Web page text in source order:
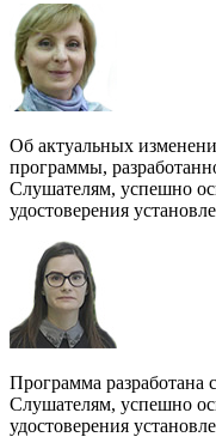
Об актуальных
программы,
Слушателям, успешно
удостоверения
Программа
Слушателям, успешно
удостоверения